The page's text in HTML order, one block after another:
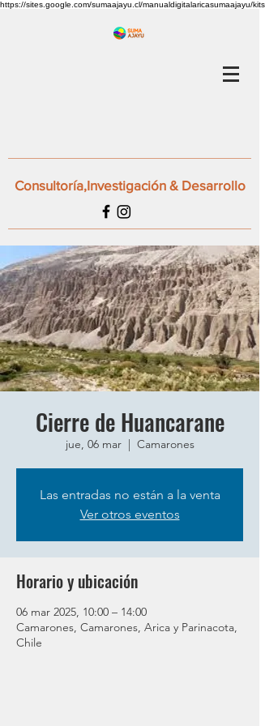
https://sites.google.com/sumaajayu.cl/manualdigitalaricasumaajayu/kits
Consultoría,Investigación & Desarrollo
Cierre de Huancarane
jue, 06 mar
  |
Camarones
Las entradas no están a la venta
Ver otros eventos
Horario y ubicación
06 mar 2025, 10:00 – 14:00
Camarones, Camarones, Arica y Parinacota,
Chile